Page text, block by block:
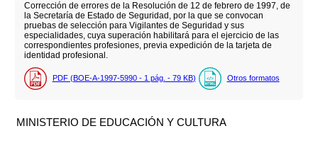
Corrección de errores de la Resolución de 12 de febrero de 1997, de
la Secretaría de Estado de Seguridad, por la que se convocan
pruebas de selección para Vigilantes de Seguridad y sus
especialidades, cuya superación habilitará para el ejercicio de las
correspondientes profesiones, previa expedición de la tarjeta de
identidad profesional.
PDF (BOE-A-1997-5990 - 1 pág. - 79 KB) Otros formatos
MINISTERIO DE EDUCACIÓN Y CULTURA